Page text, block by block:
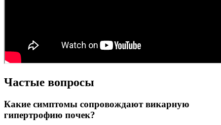
Частые вопросы
Какие симптомы сопровождают викарную
гипертрофию почек?